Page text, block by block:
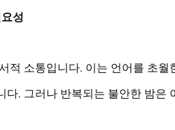
성
적 소통입니다. 이는 언어를 초월
. 그러나 반복되는 불안한 밤은